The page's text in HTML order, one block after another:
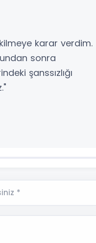
karar verdim.
sonra
şanssızlığı
*